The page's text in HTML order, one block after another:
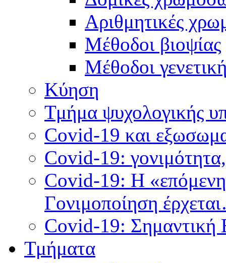
Αριθμητικές
Μέθοδοι βιοψίας
Mέθοδοι
Κύηση
Τμήμα ψυχολογικής
Covid-19 και
Covid-19:
Covid-19: Η
Γονιμοποίηση
Covid-19: Σημαντική
Τμήματα